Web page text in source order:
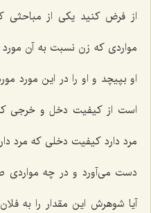
از فرض کنید یکی از مباحثی
مواردی که زن نسبت به آن مورد
او بپیچد و او را در این مورد
است از کیفیت دخل و خرجی
مرد دارد کیفیت دخلی که مرد
دست می‌آورد و در چه مواردی
آیا شوهرش این مقدار را به